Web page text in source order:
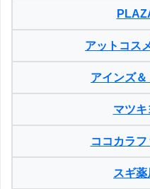
アットコス
アインズ＆
マツキ
ココカラ
スギ薬